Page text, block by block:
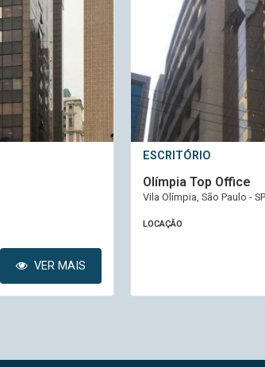
VER MAIS
ESCRITÓRIO
Monousuário
Pinheiros, São Paulo - SP
LOCAÇÃO